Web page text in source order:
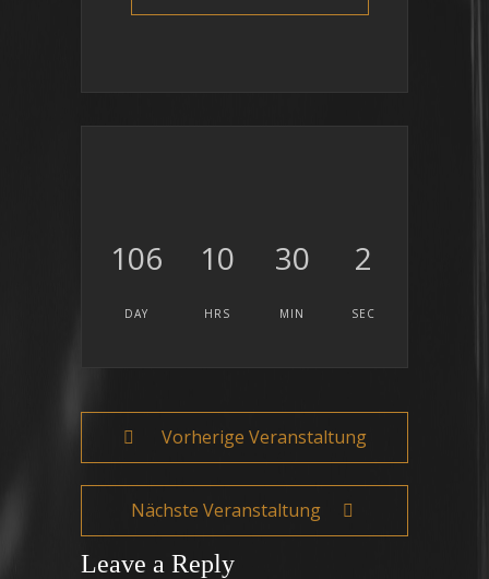
106
DAY
10
HRS
30
MIN
2
SEC
Vorherige Veranstaltung
Nächste Veranstaltung
Leave a Reply